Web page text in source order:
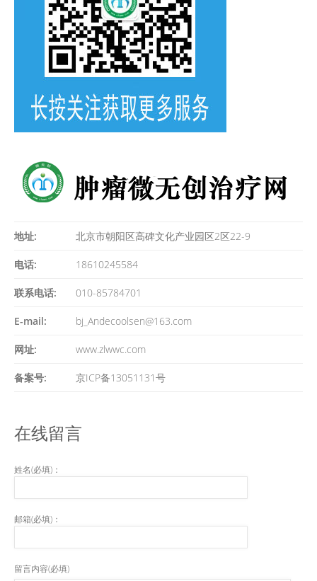
地址: 北京市朝阳区高碑文化产业园区2区22-9
电话: 18610245584
联系电话: 010-85784701
E-mail: bj_Andecoolsen@163.com
网址: www.zlwwc.com
备案号: 京ICP备13051131号
在线留言
姓名(必填)：
邮箱(必填)：
留言内容(必填)